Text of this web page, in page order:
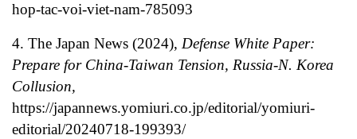
hop-tac-voi-viet-nam-785093
4. The Japan News (2024), Defense White Paper:
Prepare for China-Taiwan Tension, Russia-N. Korea
Collusion,
https://japannews.yomiuri.co.jp/editorial/yomiuri-
editorial/20240718-199393/